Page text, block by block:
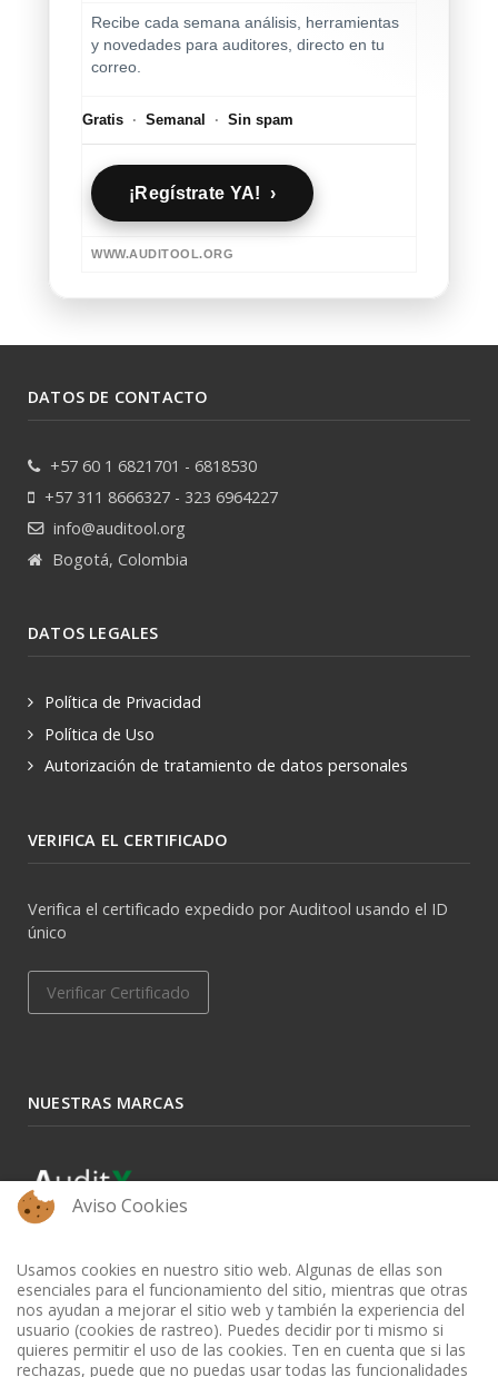
Recibe cada semana análisis, herramientas
y novedades para auditores, directo en tu
correo.
Gratis · Semanal · Sin spam
¡Regístrate YA! ›
WWW.AUDITOOL.ORG
DATOS DE CONTACTO
+57 60 1 6821701 - 6818530
+57 311 8666327 - 323 6964227
info@auditool.org
Bogotá, Colombia
DATOS LEGALES
Política de Privacidad
Política de Uso
Autorización de tratamiento de datos personales
VERIFICA EL CERTIFICADO
Verifica el certificado expedido por Auditool usando el ID
único
Verificar Certificado
NUESTRAS MARCAS
Aviso Cookies
Usamos cookies en nuestro sitio web. Algunas de ellas son
esenciales para el funcionamiento del sitio, mientras que otras
nos ayudan a mejorar el sitio web y también la experiencia del
usuario (cookies de rastreo). Puedes decidir por ti mismo si
quieres permitir el uso de las cookies. Ten en cuenta que si las
rechazas, puede que no puedas usar todas las funcionalidades